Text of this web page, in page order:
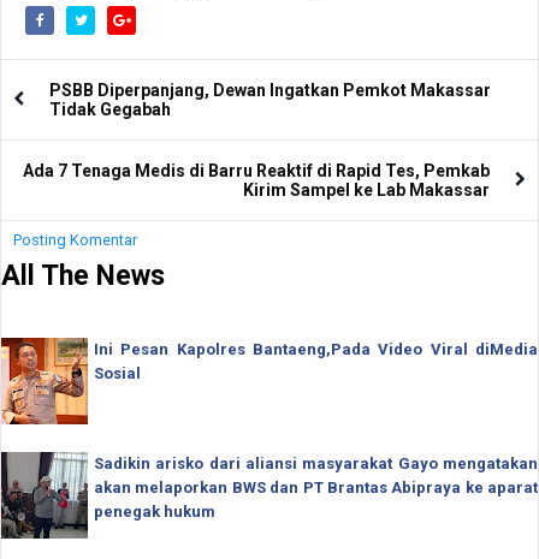
PSBB Diperpanjang, Dewan Ingatkan Pemkot Makassar
Tidak Gegabah
Ada 7 Tenaga Medis di Barru Reaktif di Rapid Tes, Pemkab
Kirim Sampel ke Lab Makassar
Posting Komentar
All The News
Ini Pesan Kapolres Bantaeng,Pada Video Viral diMedia
Sosial
Sadikin arisko dari aliansi masyarakat Gayo mengatakan
akan melaporkan BWS dan PT Brantas Abipraya ke aparat
penegak hukum